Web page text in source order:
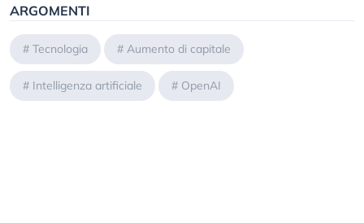
ARGOMENTI
# Tecnologia # Aumento di capitale
# Intelligenza artificiale # OpenAI